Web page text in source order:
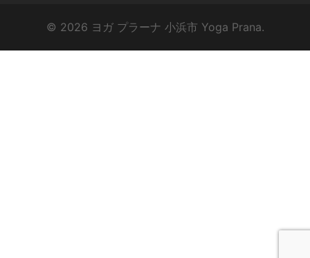
© 2026 ヨガ プラーナ 小浜市 Yoga Prana.